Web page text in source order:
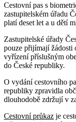
Cestovní pas s
zastupitelském úřadu
platí deset let a u dětí
Zastupitelské úřady
pouze přijímají žádosti
vyřízení příslušným
do České republiky.
O vydání cestovního
republiky zpravidla
dlouhodobě zdržují v
Cestovní průkaz je